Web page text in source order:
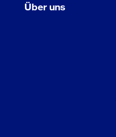
Über uns